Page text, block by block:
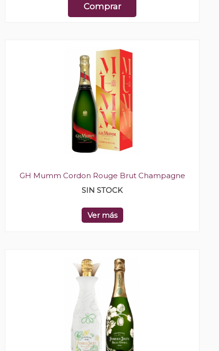
Comprar
GH Mumm Cordon Rouge Brut Champagne
SIN STOCK
Ver más